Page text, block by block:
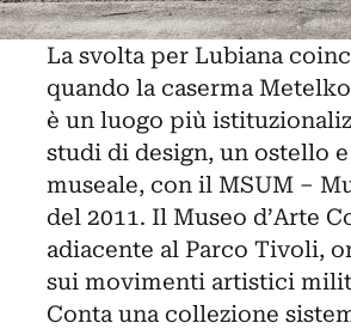
La svolta per Lubiana
quando la caserma
è un luogo più
studi di design, un ostello
museale, con il MSUM –
del 2011. Il Museo d’Arte
adiacente al Parco Tivoli,
sui movimenti artistici
Conta una collezione